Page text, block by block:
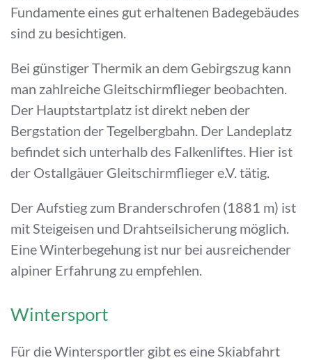
Fundamente eines gut erhaltenen Badegebäudes
sind zu besichtigen.
Bei günstiger Thermik an dem Gebirgszug kann
man zahlreiche Gleitschirmflieger beobachten.
Der Hauptstartplatz ist direkt neben der
Bergstation der Tegelbergbahn. Der Landeplatz
befindet sich unterhalb des Falkenliftes. Hier ist
der Ostallgäuer Gleitschirmflieger e.V. tätig.
Der Aufstieg zum Branderschrofen (1881 m) ist
mit Steigeisen und Drahtseilsicherung möglich.
Eine Winterbegehung ist nur bei ausreichender
alpiner Erfahrung zu empfehlen.
Wintersport
Für die Wintersportler gibt es eine Skiabfahrt